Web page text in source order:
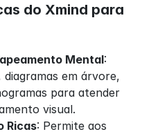
do Xmind para
Mental:
em árvore,
para atender
visual.
Ricas: Permite aos